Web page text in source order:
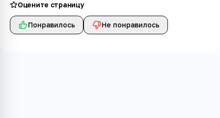
Оцените страницу
Понравилось Не понравилось